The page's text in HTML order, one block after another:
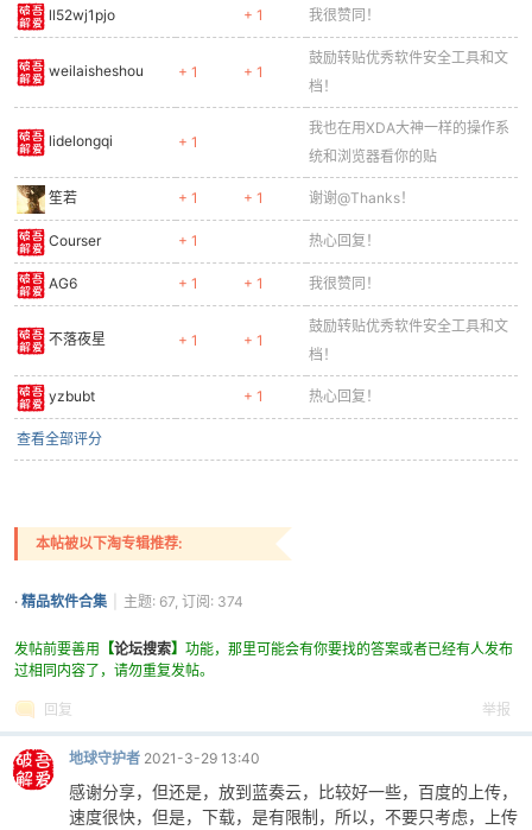
ll52wj1pjo + 1 我很赞同！
weilaisheshou + 1 + 1
鼓励转贴优秀软件安全工具和文
档！
lidelongqi + 1
我也在用XDA大神一样的操作系
统和浏览器看你的贴
笙若 + 1 + 1 谢谢@Thanks！
Courser + 1 热心回复！
AG6 + 1 + 1 我很赞同！
不落夜星 + 1 + 1
鼓励转贴优秀软件安全工具和文
档！
yzbubt + 1 热心回复！
查看全部评分
本帖被以下淘专辑推荐:
· 精品软件合集 主题: 67, 订阅: 374
发帖前要善用 【论坛搜索】 功能，那里可能会有你要找的答案或者已经有人发布
过相同内容了，请勿重复发帖。
回复 举报
地球守护者 2021-3-29 13:40
感谢分享，但还是，放到蓝奏云，比较好一些，百度的上传，
速度很快，但是，下载，是有限制，所以，不要只考虑，上传